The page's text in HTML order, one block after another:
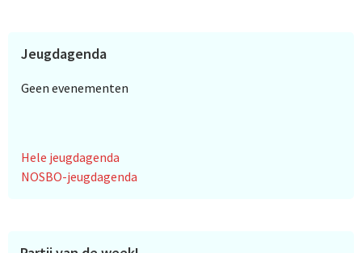
Jeugdagenda
Geen evenementen
Hele jeugdagenda
NOSBO-jeugdagenda